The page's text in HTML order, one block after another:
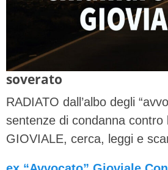
soverato
RADIATO dall’albo degli
sentenze di condanna contro
GIOVIALE, cerca, leggi e